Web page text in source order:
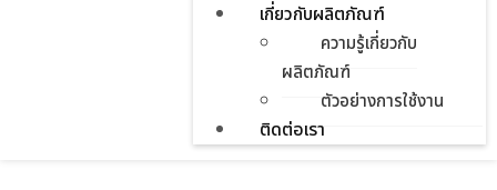
เกี่ยวกับผลิตภัณฑ์
ความรู้เกี่ยวกับ
ผลิตภัณฑ์
ตัวอย่างการใช้งาน
ติดต่อเรา